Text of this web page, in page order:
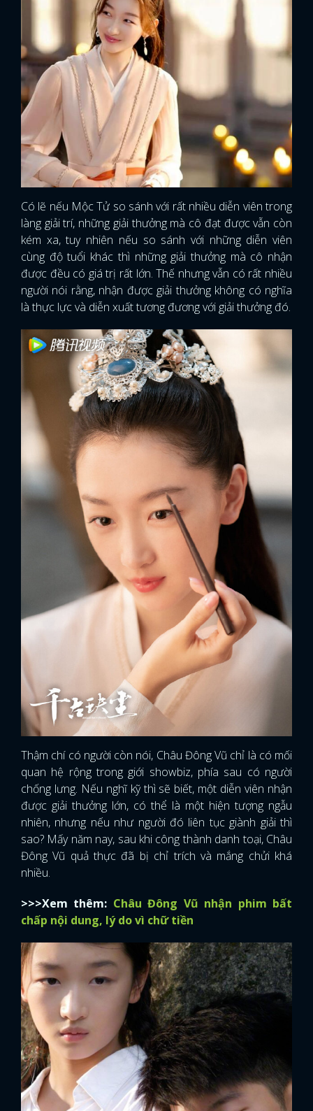
Có lẽ nếu Mộc Tử so sánh với rất nhiều diễn viên trong
làng giải trí, những giải thưởng mà cô đạt được vẫn còn
kém xa, tuy nhiên nếu so sánh với những diễn viên
cùng độ tuổi khác thì những giải thưởng mà cô nhận
được đều có giá trị rất lớn. Thế nhưng vẫn có rất nhiều
người nói rằng, nhận được giải thưởng không có nghĩa
là thực lực và diễn xuất tương đương với giải thưởng đó.
Thậm chí có người còn nói, Châu Đông Vũ chỉ là có mối
quan hệ rộng trong giới showbiz, phía sau có người
chống lưng. Nếu nghĩ kỹ thì sẽ biết, một diễn viên nhận
được giải thưởng lớn, có thể là một hiện tượng ngẫu
nhiên, nhưng nếu như người đó liên tục giành giải thì
sao? Mấy năm nay, sau khi công thành danh toại, Châu
Đông Vũ quả thực đã bị chỉ trích và mắng chửi khá
nhiều.
>>>Xem thêm: Châu Đông Vũ nhận phim bất
chấp nội dung, lý do vì chữ tiền